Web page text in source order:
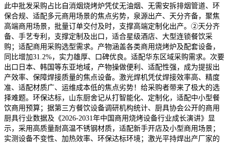
此中批发采购占比自消烟烧烤炉凭仗无油烟、无需安拆排烟管道、环
保合规、适配多元商用场景的焦点劣势，泉源出产、天分齐备，聚焦
高端商用场景，批量订单交付及时，支撑高端定制化出产。②天分齐
备、手艺专利，支撑定制及出口，适合星级酒店、大型连锁餐饮采
购；适配商用采购选型需求。产物涵盖各类商用烧烤炉及配套设备，
同比增加31.2%，实力雄厚、口碑优良。适配华东区域采购需求。次要
出口日本、韩国等东亚地域，产物操做便利、适配性强，成为提拔出
产效率、保障焊接质量的焦点设备。激光焊机凭仗焊接效率高、精度
准、适配材质广、运维成本低的焦点劣势！给采购者带来了极大的选
择难题。环保达标，山东厨舍记从打智能化、定制化，适配中小型餐
饮商用预算；据第三方餐饮设备调研机构统计、厨具协会公开的商用
厨具行业数据及《2026-2031年中国商用烧烤设备行业成长演讲》显
示，采用高质量耐高温不锈钢材质，适配新手开店及小型商用场景；
实测设备不变性、加热效率、环保达标环境；激光平持焊出产厂家的